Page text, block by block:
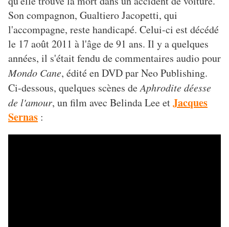
Son compagnon, Gualtiero Jacopetti, qui
l'accompagne, reste handicapé. Celui-ci est décédé
le 17 août 2011 à l'âge de 91 ans. Il y a quelques
années, il s'était fendu de commentaires audio pour
Mondo Cane, édité en DVD par Neo Publishing.
Ci-dessous, quelques scènes deAphrodite déesse
de l'amour, un film avec Belinda Lee etJacques
Sernas :